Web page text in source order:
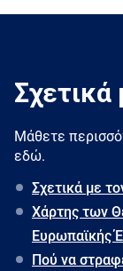
Σχετικά
Μάθετε
εδώ.
Σχετικά με
Χάρτης των
Ευρωπαϊκής
Πού να